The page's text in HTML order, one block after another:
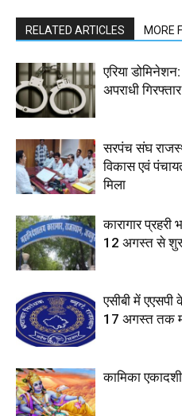
RELATED ARTICLES MORE
एरिया
अपराधी गिरफ्तार
सरपंच संघ
विकास एवं
मिला
कारागार प्रहरी
12 अगस्त से शुरू
एसीबी में एएसपी
17 अगस्त तक
कामिका